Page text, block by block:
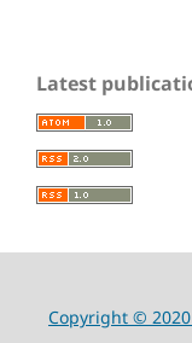
Latest
Copyright © 2020